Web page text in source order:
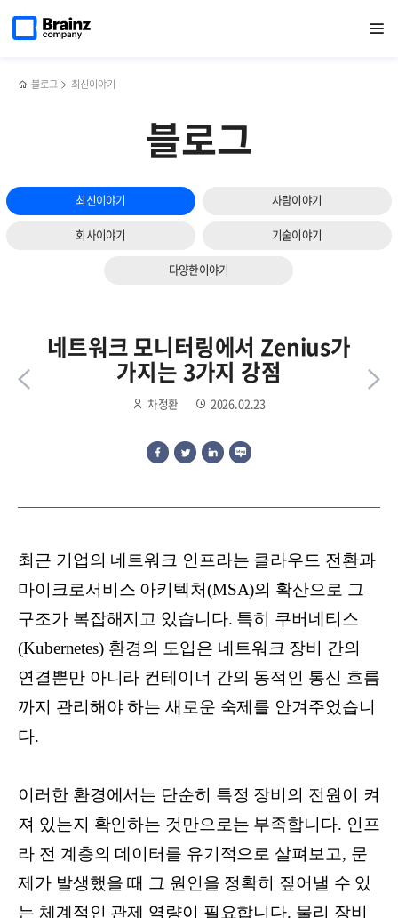
열기
페이지로
블로그 최신이야기
블로그
최신이야기 사람이야기
회사이야기 기술이야기
다양한이야기
툴을
조치가이드
네트워크 모니터링에서 Zenius가
가지는 3가지 강점
차정환 2026.02.23
공공솔루션마켓]
최근 기업의 네트워크 인프라는 클라우드 전환과
마이크로서비스 아키텍처(MSA)의 확산으로 그
구조가 복잡해지고 있습니다. 특히 쿠버네티스
(Kubernetes) 환경의 도입은 네트워크 장비 간의
연결뿐만 아니라 컨테이너 간의 동적인 통신 흐름
까지 관리해야 하는 새로운 숙제를 안겨주었습니
다.
이러한 환경에서는 단순히 특정 장비의 전원이 켜
져 있는지 확인하는 것만으로는 부족합니다. 인프
라 전 계층의 데이터를 유기적으로 살펴보고, 문
제가 발생했을 때 그 원인을 정확히 짚어낼 수 있
는 체계적인 관제 역량이 필요합니다. 물리 장비
다음
슬라이드